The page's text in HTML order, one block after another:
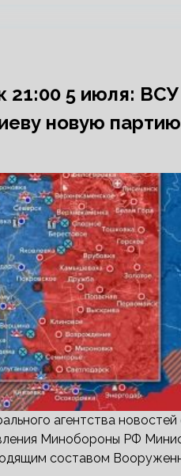
21:00 5 июля:
новую
агентства
Минобороны РФ
составом